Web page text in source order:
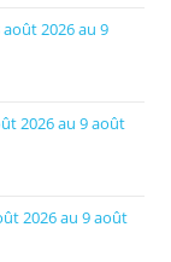
2026 au 9
2026 au 9 août
2026 au 9 août